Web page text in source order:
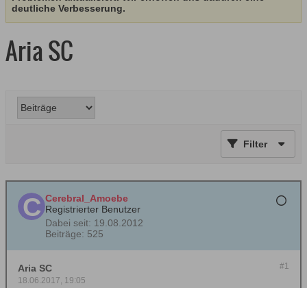
deutliche Verbesserung.
Aria SC
Filter
Cerebral_Amoebe
Registrierter Benutzer
Dabei seit: 19.08.2012
Beiträge: 525
#1
Aria SC
18.06.2017, 19:05